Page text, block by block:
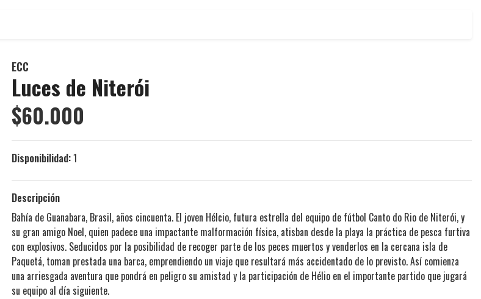
ECC
Luces de Niterói
$60.000
Disponibilidad:1
Descripción
Bahía de Guanabara, Brasil, años cincuenta. El joven Hélcio, futura estrella del equipo de fútbol Canto do Rio de Niterói, y
su gran amigo Noel, quien padece una impactante malformación física, atisban desde la playa la práctica de pesca furtiva
con explosivos. Seducidos por la posibilidad de recoger parte de los peces muertos y venderlos en la cercana isla de
Paquetá, toman prestada una barca, emprendiendo un viaje que resultará más accidentado de lo previsto. Así comienza
una arriesgada aventura que pondrá en peligro su amistad y la participación de Hélio en el importante partido que jugará
su equipo al día siguiente.